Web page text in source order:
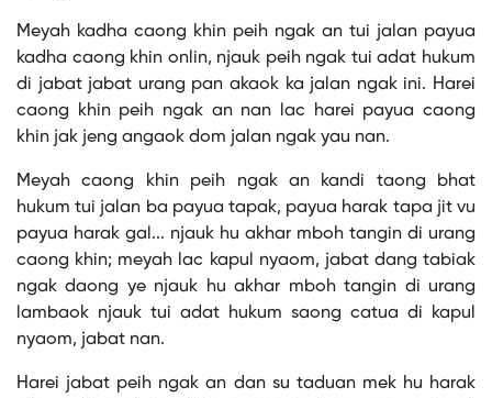
Meyah kadha caong khin peih ngak an tui jalan payua
kadha caong khin onlin, njauk peih ngak tui adat hukum
di jabat jabat urang pan akaok ka jalan ngak ini. Harei
caong khin peih ngak an nan lac harei payua caong
khin jak jeng angaok dom jalan ngak yau nan.
Meyah caong khin peih ngak an kandi taong bhat
hukum tui jalan ba payua tapak, payua harak tapa jit vu
payua harak gal... njauk hu akhar mboh tangin di urang
caong khin; meyah lac kapul nyaom, jabat dang tabiak
ngak daong ye njauk hu akhar mboh tangin di urang
lambaok njauk tui adat hukum saong catua di kapul
nyaom, jabat nan.
Harei jabat peih ngak an dan su taduan mek hu harak